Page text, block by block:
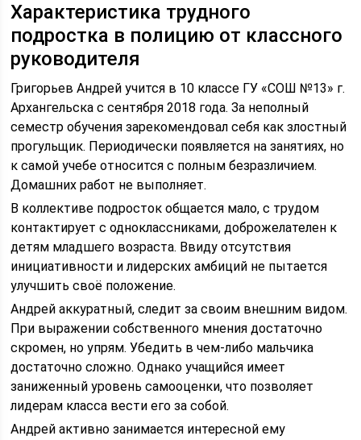
Характеристика трудного
подростка в полицию от классного
руководителя
Григорьев Андрей учится в 10 классе ГУ «СОШ №13» г.
Архангельска с сентября 2018 года. За неполный
семестр обучения зарекомендовал себя как злостный
прогульщик. Периодически появляется на занятиях, но
к самой учебе относится с полным безразличием.
Домашних работ не выполняет.
В коллективе подросток общается мало, с трудом
контактирует с одноклассниками, доброжелателен к
детям младшего возраста. Ввиду отсутствия
инициативности и лидерских амбиций не пытается
улучшить своё положение.
Андрей аккуратный, следит за своим внешним видом.
При выражении собственного мнения достаточно
скромен, но упрям. Убедить в чем-либо мальчика
достаточно сложно. Однако учащийся имеет
заниженный уровень самооценки, что позволяет
лидерам класса вести его за собой.
Андрей активно занимается интересной ему